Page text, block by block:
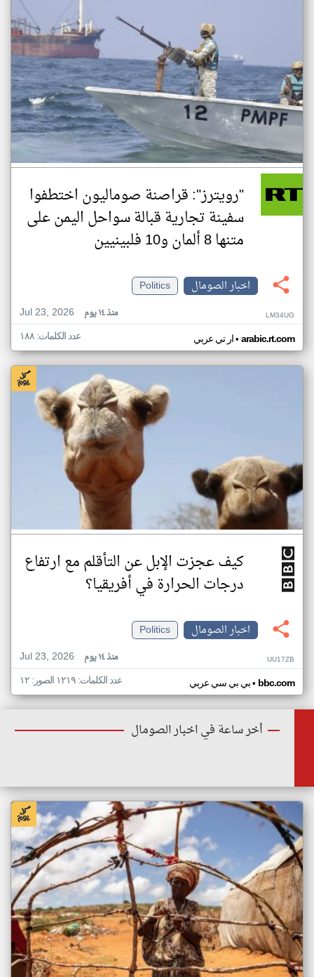
"رويترز": قراصنة صوماليون اختطفوا
سفينة تجارية قبالة سواحل اليمن على
متنها 8 ألمان و10 فلبينيين
اخبار الصومال
Politics
Jul 23, 2026
منذ ١٤ يوم LM34UG
ار تي عربي• arabic.rt.com عدد الكلمات: ١٨٨
كيف عجزت الإبل عن التأقلم مع ارتفاع
درجات الحرارة في أفريقيا؟
اخبار الصومال
Politics
Jul 23, 2026
منذ ١٤ يوم UU17ZB
بي بي سي عربي• bbc.com عدد الكلمات: ١٢١٩ الصور: ١٢
أخر ساعة في اخبار الصومال